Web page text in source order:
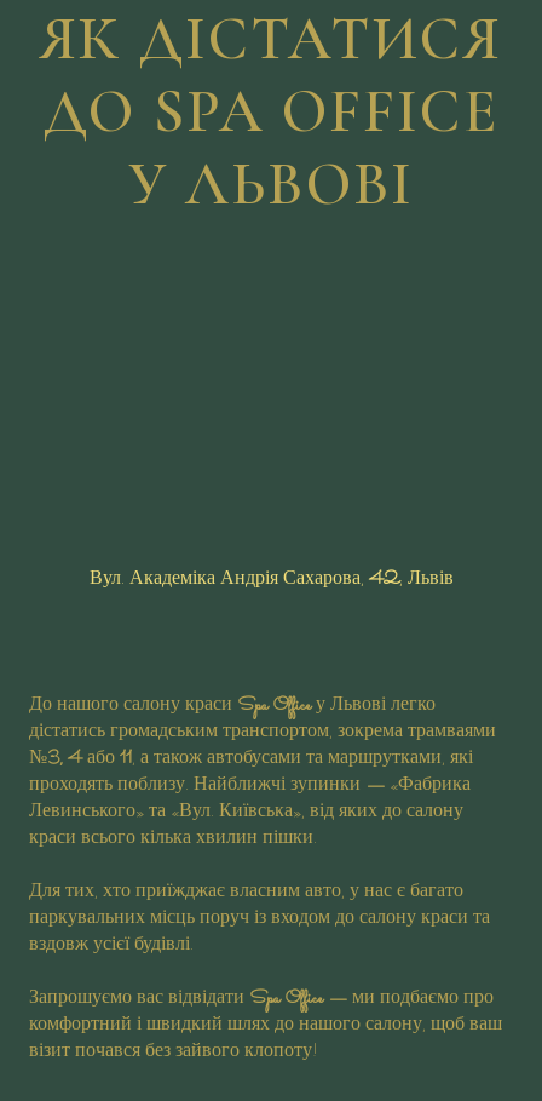
ЯК ДІСТАТИСЯ
ДО SPA OFFICE
У ЛЬВОВІ
Вул. Академіка Андрія Сахарова, 42, Львів
До нашого салону краси Spa Officeу Львові легко
дістатись громадським транспортом, зокрема трамваями
№3, 4або11, а також автобусами та маршрутками, які
проходять поблизу. Найближчі зупинки — «Фабрика
Левинського» та «Вул. Київська», від яких до салону
краси всього кілька хвилин пішки.
Для тих, хто приїжджає власним авто, у нас є багато
паркувальних місць поруч із входом до салону краси та
вздовж усієї будівлі.
Запрошуємо вас відвідати Spa Office —ми подбаємо про
комфортний і швидкий шлях до нашого салону, щоб ваш
візит почався без зайвого клопоту!